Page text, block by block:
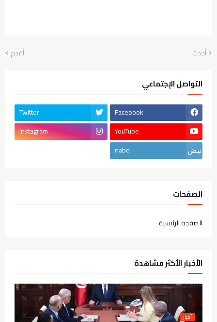
أحدث أقدم
التواصل الإجتماعي
Facebook
Twitter
YouTube
Instagram
nabd
الصفحات
الصفحة الرئيسية
الأخبار الأكثر مشاهدة
أخيار